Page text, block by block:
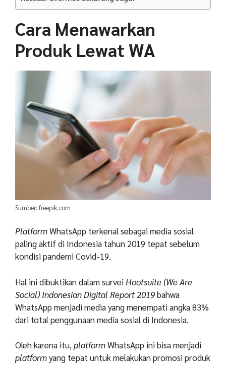
Cara Menawarkan
Produk Lewat WA
Sumber: freepik.com
PlatformWhatsApp terkenal sebagai media sosial
paling aktif di Indonesia tahun 2019 tepat sebelum
kondisi pandemi Covid-19.
Hal ini dibuktikan dalam surveiHootsuite (We Are
Social) Indonesian Digital Report 2019bahwa
WhatsApp menjadi media yang menempati angka 83%
dari total penggunaan media sosial di Indonesia.
Oleh karena itu, platformWhatsApp ini bisa menjadi
platformyang tepat untuk melakukan promosi produk